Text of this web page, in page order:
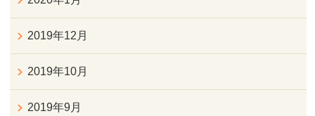
2019年12月
2019年10月
2019年9月